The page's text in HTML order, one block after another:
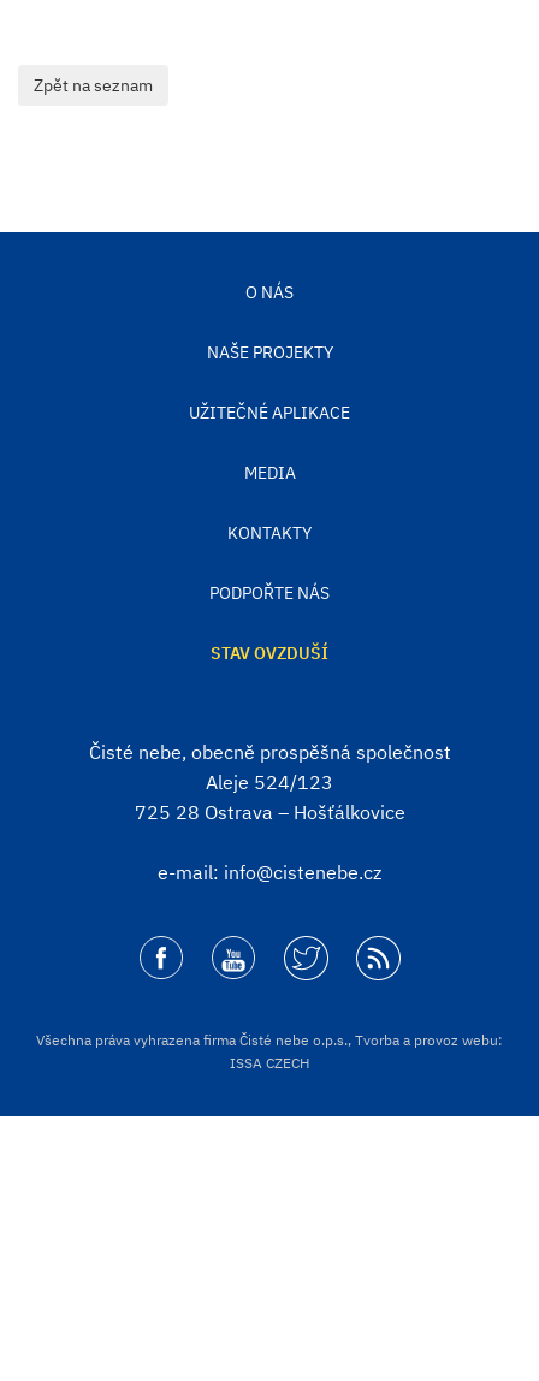
O NÁS
NAŠE PROJEKTY
UŽITEČNÉ APLIKACE
MEDIA
KONTAKTY
PODPOŘTE NÁS
STAV OVZDUŠÍ
Čisté nebe, obecně prospěšná společnost
Aleje 524/123
725 28 Ostrava – Hošťálkovice
e-mail: info@cistenebe.cz
Všechna práva vyhrazena firma Čisté nebe o.p.s., Tvorba a provoz webu:
ISSA CZECH